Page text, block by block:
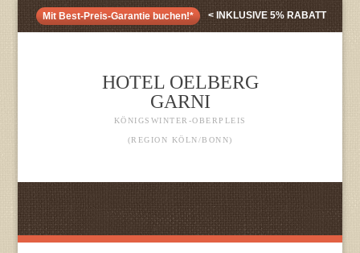
Mit Best-Preis-Garantie buchen!* < INKLUSIVE 5% RABATT
HOTEL OELBERG
GARNI
KÖNIGSWINTER-OBERPLEIS
(REGION KÖLN/BONN)